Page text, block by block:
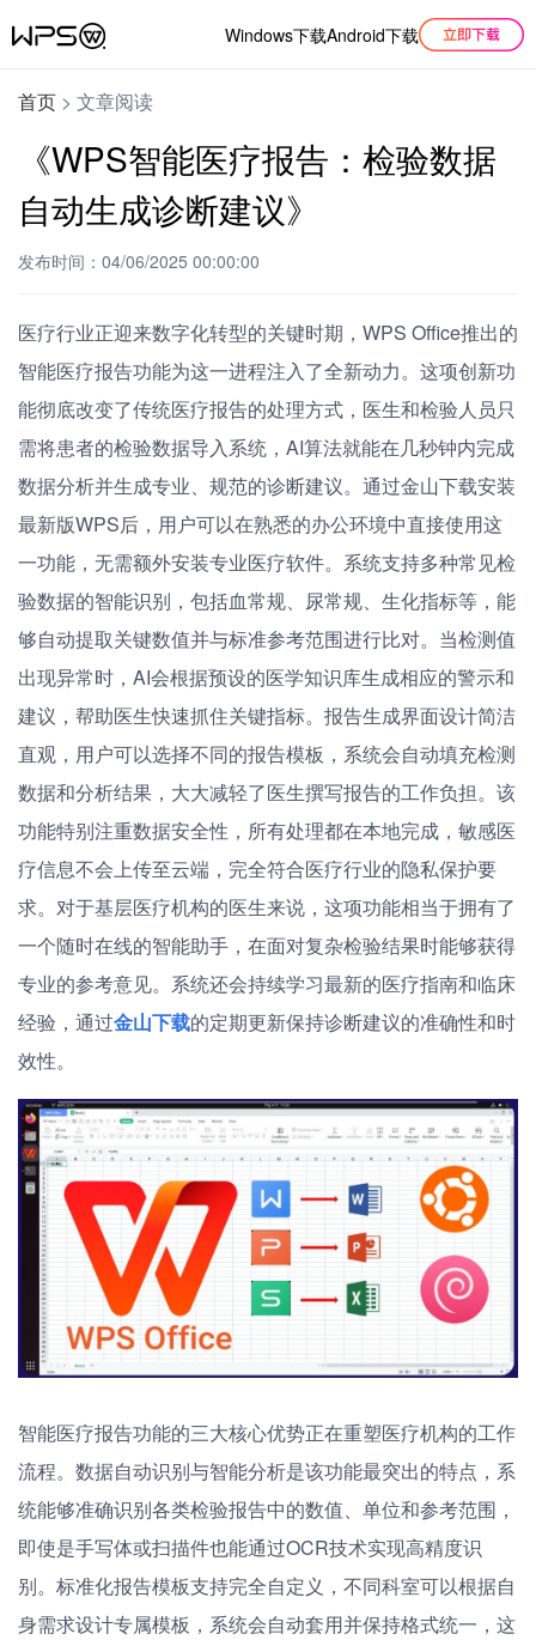
Windows下载Android下载
首页 > 文章阅读
《WPS智能医疗报告：检验数据
自动生成诊断建议》
发布时间：04/06/2025 00:00:00
医疗行业正迎来数字化转型的关键时期，WPS Office推出的
智能医疗报告功能为这一进程注入了全新动力。这项创新功
能彻底改变了传统医疗报告的处理方式，医生和检验人员只
需将患者的检验数据导入系统，AI算法就能在几秒钟内完成
数据分析并生成专业、规范的诊断建议。通过金山下载安装
最新版WPS后，用户可以在熟悉的办公环境中直接使用这
一功能，无需额外安装专业医疗软件。系统支持多种常见检
验数据的智能识别，包括血常规、尿常规、生化指标等，能
够自动提取关键数值并与标准参考范围进行比对。当检测值
出现异常时，AI会根据预设的医学知识库生成相应的警示和
建议，帮助医生快速抓住关键指标。报告生成界面设计简洁
直观，用户可以选择不同的报告模板，系统会自动填充检测
数据和分析结果，大大减轻了医生撰写报告的工作负担。该
功能特别注重数据安全性，所有处理都在本地完成，敏感医
疗信息不会上传至云端，完全符合医疗行业的隐私保护要
求。对于基层医疗机构的医生来说，这项功能相当于拥有了
一个随时在线的智能助手，在面对复杂检验结果时能够获得
专业的参考意见。系统还会持续学习最新的医疗指南和临床
经验，通过金山下载的定期更新保持诊断建议的准确性和时
效性。
智能医疗报告功能的三大核心优势正在重塑医疗机构的工作
流程。数据自动识别与智能分析是该功能最突出的特点，系
统能够准确识别各类检验报告中的数值、单位和参考范围，
即使是手写体或扫描件也能通过OCR技术实现高精度识
别。标准化报告模板支持完全自定义，不同科室可以根据自
身需求设计专属模板，系统会自动套用并保持格式统一，这